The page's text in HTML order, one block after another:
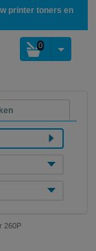
printer toners en
0
260P